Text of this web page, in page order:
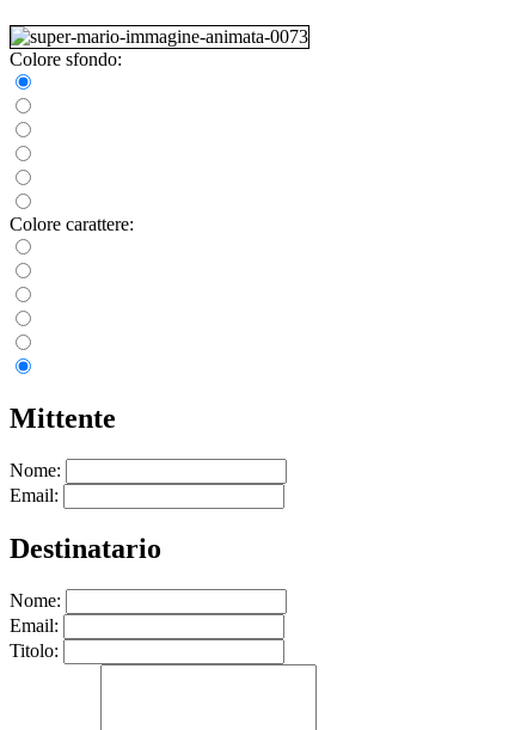
Colore sfondo:
Colore carattere:
Mittente
Nome:
Email:
Destinatario
Nome:
Email:
Titolo: